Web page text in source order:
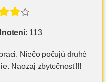
113
Niečo počujú druhé
Naozaj zbytočnosť!!!